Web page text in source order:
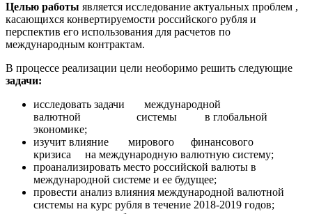
Целью работы является исследование актуальных проблем ,
касающихся конвертируемости российского рубля и
перспектив его использования для расчетов по
международным контрактам.
В процессе реализации цели необоримо решить следующие
задачи:
исследовать задачи международной
валютной системы в глобальной
экономике;
изучит влияние мирового финансового
кризиса на международную валютную систему;
проанализировать место российской валюты в
международной системе и ее будущее;
провести анализ влияния международной валютной
системы на курс рубля в течение 2018-2019 годов;